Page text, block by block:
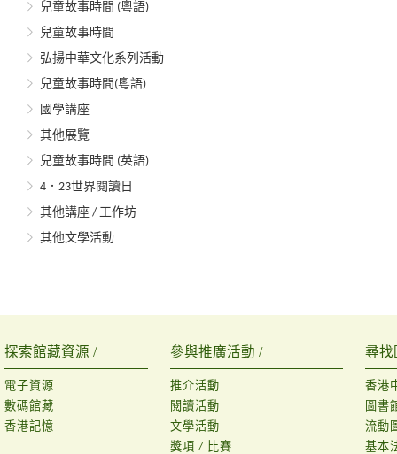
兒童故事時間 (粵語)
兒童故事時間
弘揚中華文化系列活動
兒童故事時間(粵語)
國學講座
其他展覽
兒童故事時間 (英語)
4．23世界閱讀日
其他講座 / 工作坊
其他文學活動
探索館藏資源 /
電子資源
數碼館藏
香港記憶
參與推廣活動 /
推介活動
閱讀活動
文學活動
獎項 / 比賽
尋找
香港
圖書
流動
基本